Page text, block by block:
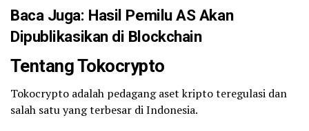
Baca Juga: Hasil Pemilu AS Akan
Dipublikasikan di Blockchain
Tentang Tokocrypto
Tokocrypto adalah pedagang aset kripto teregulasi dan
salah satu yang terbesar di Indonesia.